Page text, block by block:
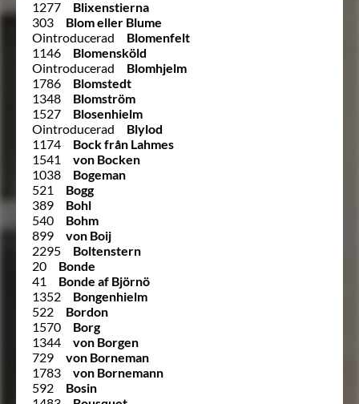
1277
Blixenstierna
303
Blom eller Blume
Ointroducerad
Blomenfelt
1146
Blomensköld
Ointroducerad
Blomhjelm
1786
Blomstedt
1348
Blomström
1527
Blosenhielm
Ointroducerad
Blylod
1174
Bock från Lahmes
1541
von Bocken
1038
Bogeman
521
Bogg
389
Bohl
540
Bohm
899
von Boij
2295
Boltenstern
20
Bonde
41
Bonde af Björnö
1352
Bongenhielm
522
Bordon
1570
Borg
1344
von Borgen
729
von Borneman
1783
von Bornemann
592
Bosin